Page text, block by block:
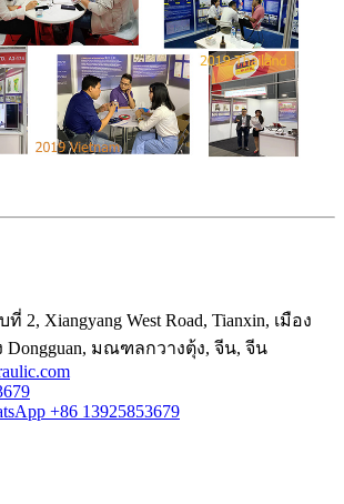
2, Xiangyang West Road, Tianxin, เมือง
Dongguan, มณฑลกวางตุ้ง, จีน, จีน
+86 13925853679